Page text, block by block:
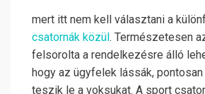
mert itt nem kell választani a
csatornák közül . Természetesen
felsorolta a rendelkezésre álló
hogy az ügyfelek lássák,
teszik le a voksukat. A sport